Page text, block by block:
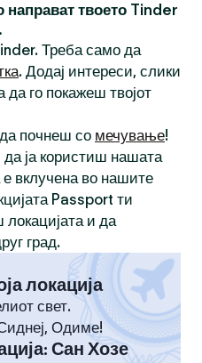
направат твоето Tinder
Треба само да
. Додај интереси, слики
да го покажеш твојот
почнеш со мечување!
ја користиш нашата
е вклучена во нашите
Passport ти
и да
град.
локација
свет.
Одиме!
: Сан Хозе